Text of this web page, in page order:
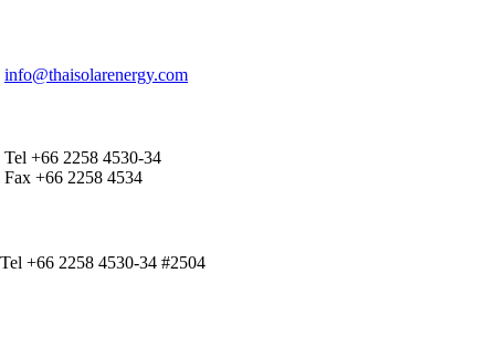
info@thaisolarenergy.com
Tel +66 2258 4530-34
Fax +66 2258 4534
Tel +66 2258 4530-34 #2504